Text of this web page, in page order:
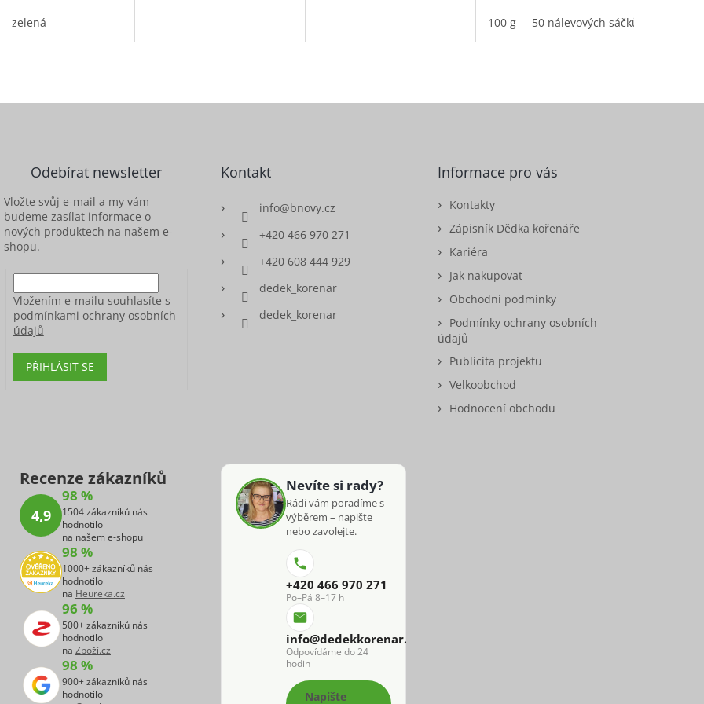
zelená 100 g 50 nálevových sáčků
Odebírat newsletter
Vložte svůj e-mail a my vám
budeme zasílat informace o
nových produktech na našem e-
shopu.
Vložením e-mailu souhlasíte s
podmínkami ochrany osobních
údajů
PŘIHLÁSIT SE
Kontakt
info@bnovy.cz
+420 466 970 271
+420 608 444 929
dedek_korenar
dedek_korenar
Informace pro vás
Kontakty
Zápisník Dědka kořenáře
Kariéra
Jak nakupovat
Obchodní podmínky
Podmínky ochrany osobních
údajů
Publicita projektu
Velkoobchod
Hodnocení obchodu
Recenze zákazníků
4,9
98 %
1504 zákazníků nás
hodnotilo
na našem e-shopu
98 %
1000+ zákazníků nás
hodnotilo
na Heureka.cz
96 %
500+ zákazníků nás
hodnotilo
na Zboží.cz
98 %
900+ zákazníků nás
hodnotilo
Nevíte si rady?
Rádi vám poradíme s
výběrem – napište
nebo zavolejte.
+420 466 970 271
Po–Pá 8–17 h
info@dedekkorenar.cz
Odpovídáme do 24
hodin
Napište